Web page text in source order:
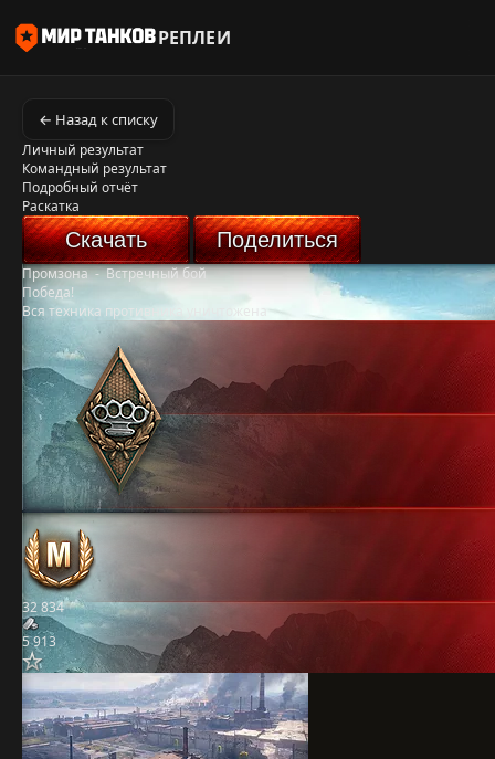
РЕПЛЕИ
← Назад к списку
Личный результат
Командный результат
Подробный отчёт
Раскатка
Скачать Поделиться
Промзона-Встречный бой
Победа!
Вся техника противника уничтожена
32 834
5 913